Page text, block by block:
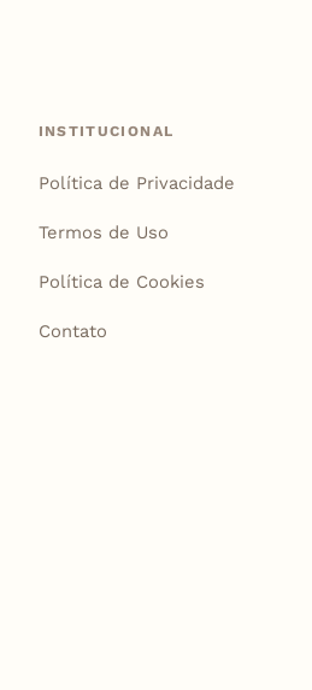
INSTITUCIONAL
Política de Privacidade
Termos de Uso
Política de Cookies
Contato